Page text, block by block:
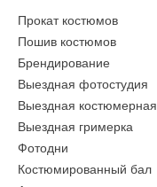
Прокат костюмов
Пошив костюмов
Брендирование
Выездная фотостудия
Выездная костюмерная
Выездная гримерка
Фотодни
Костюмированный бал